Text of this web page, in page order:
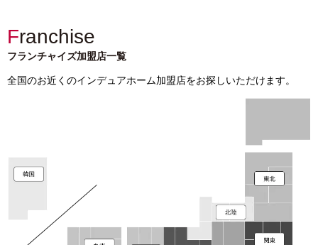
Franchise
フランチャイズ加盟店一覧
全国のお近くのインデュアホーム加盟店をお探しいただけます。